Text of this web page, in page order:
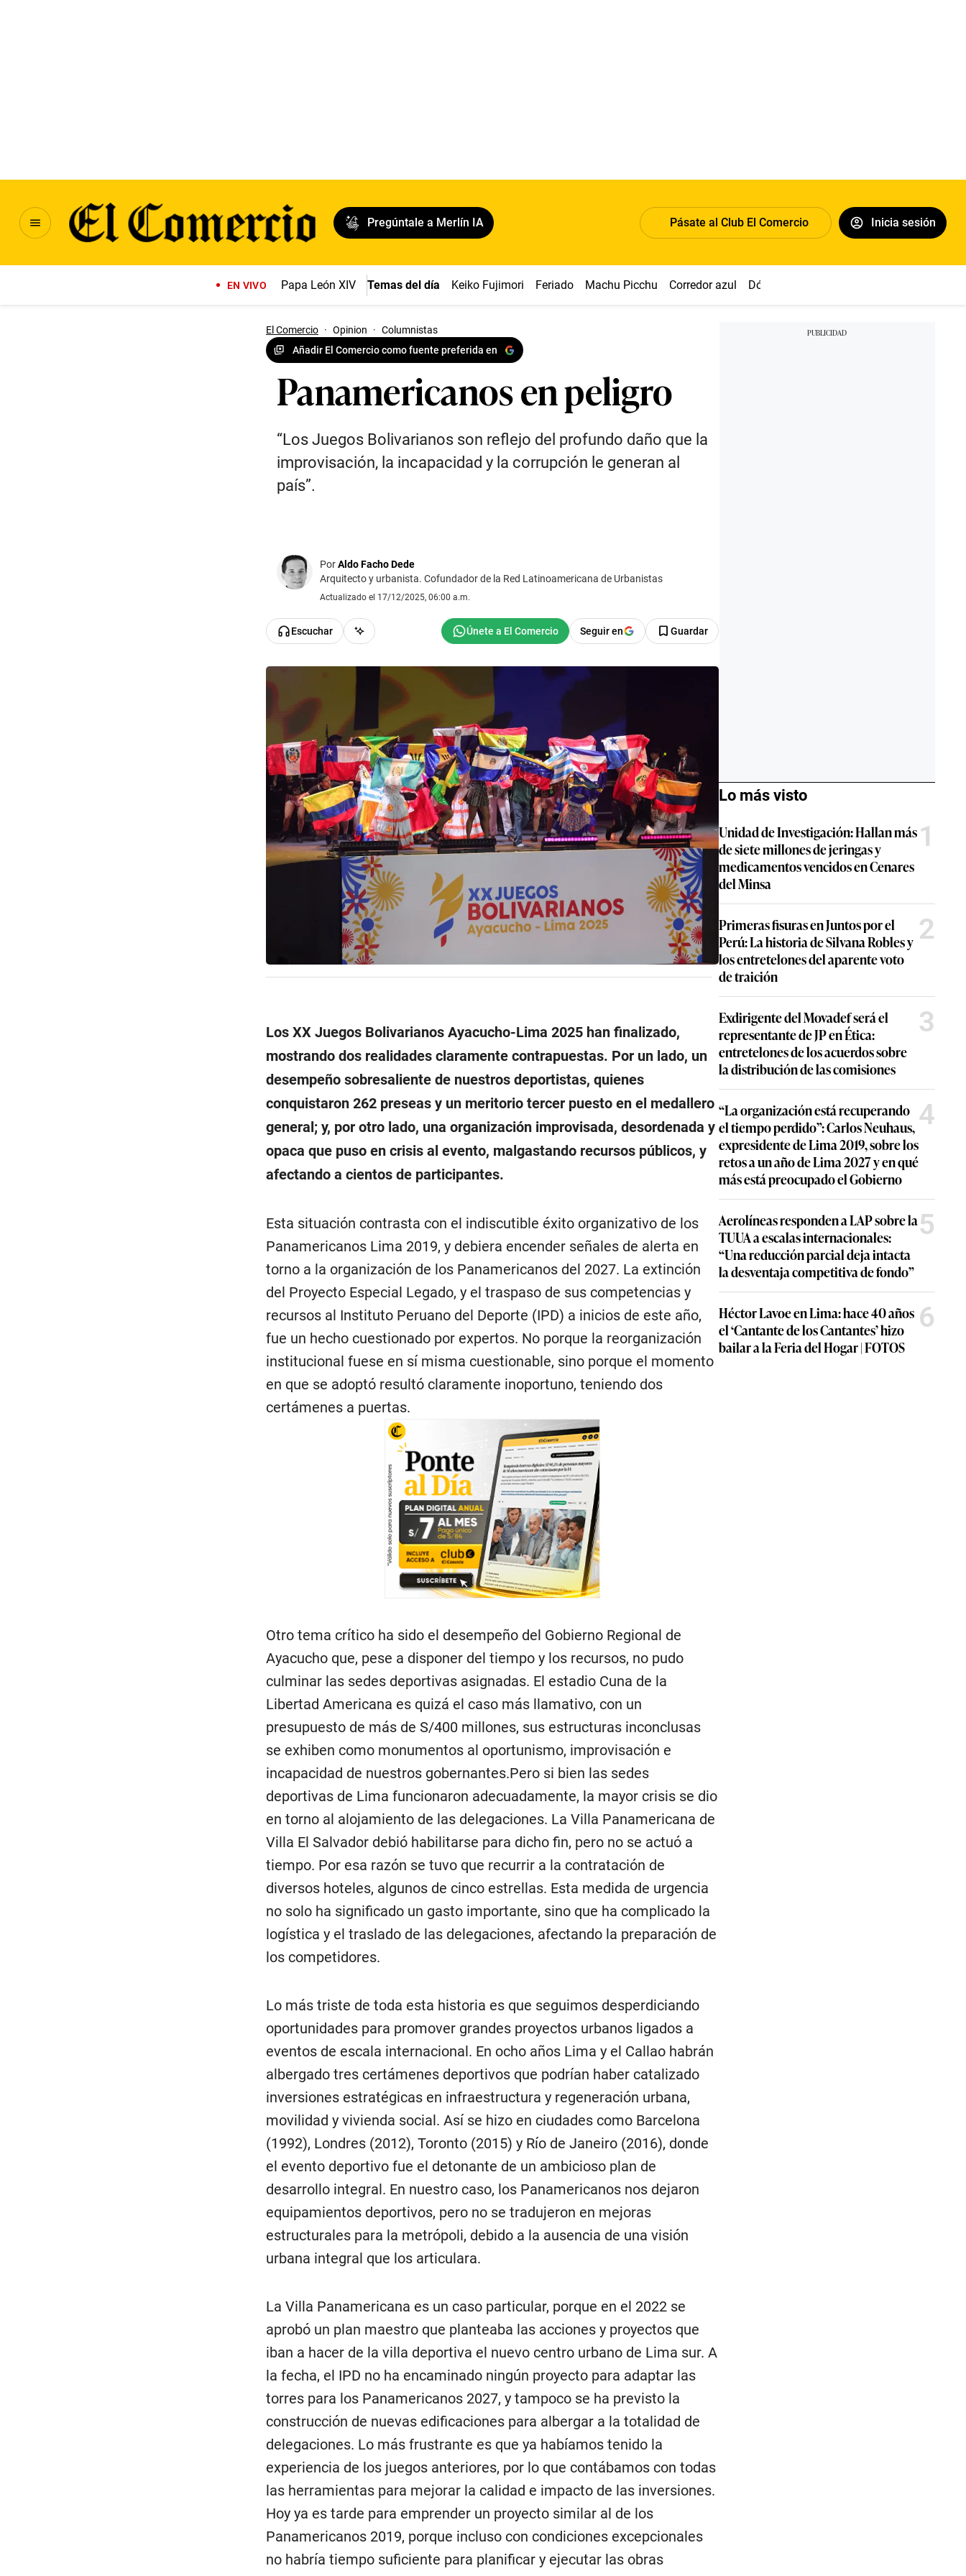
Pregúntale a Merlín IA Pásate al Club El Comercio Inicia sesión
EN VIVO Papa León XIV Temas del día Keiko Fujimori Feriado Machu Picchu Corredor azul Dólar
El Comercio · Opinion · Columnistas
Añadir El Comercio como fuente preferida en
Panamericanos en peligro
“Los Juegos Bolivarianos son reflejo del profundo daño que la
improvisación, la incapacidad y la corrupción le generan al
país”.
PorAldo Facho Dede
Arquitecto y urbanista. Cofundador de la Red Latinoamericana de Urbanistas
Actualizado el 17/12/2025, 06:00 a.m.
Escuchar Seguir en Guardar
Los XX Juegos Bolivarianos Ayacucho-Lima 2025 han finalizado,
mostrando dos realidades claramente contrapuestas. Por un lado, un
desempeño sobresaliente de nuestros deportistas, quienes
conquistaron 262 preseas y un meritorio tercer puesto en el medallero
general; y, por otro lado, una organización improvisada, desordenada y
opaca que puso en crisis al evento, malgastando recursos públicos, y
afectando a cientos de participantes.
Esta situación contrasta con el indiscutible éxito organizativo de los
Panamericanos Lima 2019, y debiera encender señales de alerta en
torno a la organización de los Panamericanos del 2027. La extinción
del Proyecto Especial Legado, y el traspaso de sus competencias y
recursos al Instituto Peruano del Deporte (IPD) a inicios de este año,
fue un hecho cuestionado por expertos. No porque la reorganización
institucional fuese en sí misma cuestionable, sino porque el momento
en que se adoptó resultó claramente inoportuno, teniendo dos
certámenes a puertas.
Otro tema crítico ha sido el desempeño del Gobierno Regional de
Ayacucho que, pese a disponer del tiempo y los recursos, no pudo
culminar las sedes deportivas asignadas. El estadio Cuna de la
Libertad Americana es quizá el caso más llamativo, con un
presupuesto de más de S/400 millones, sus estructuras inconclusas
se exhiben como monumentos al oportunismo, improvisación e
incapacidad de nuestros gobernantes.Pero si bien las sedes
deportivas de Lima funcionaron adecuadamente, la mayor crisis se dio
en torno al alojamiento de las delegaciones. La Villa Panamericana de
Villa El Salvador debió habilitarse para dicho fin, pero no se actuó a
tiempo. Por esa razón se tuvo que recurrir a la contratación de
diversos hoteles, algunos de cinco estrellas. Esta medida de urgencia
no solo ha significado un gasto importante, sino que ha complicado la
logística y el traslado de las delegaciones, afectando la preparación de
los competidores.
Lo más triste de toda esta historia es que seguimos desperdiciando
oportunidades para promover grandes proyectos urbanos ligados a
eventos de escala internacional. En ocho años Lima y el Callao habrán
albergado tres certámenes deportivos que podrían haber catalizado
inversiones estratégicas en infraestructura y regeneración urbana,
movilidad y vivienda social. Así se hizo en ciudades como Barcelona
(1992), Londres (2012), Toronto (2015) y Río de Janeiro (2016), donde
el evento deportivo fue el detonante de un ambicioso plan de
desarrollo integral. En nuestro caso, los Panamericanos nos dejaron
equipamientos deportivos, pero no se tradujeron en mejoras
estructurales para la metrópoli, debido a la ausencia de una visión
urbana integral que los articulara.
La Villa Panamericana es un caso particular, porque en el 2022 se
aprobó un plan maestro que planteaba las acciones y proyectos que
iban a hacer de la villa deportiva el nuevo centro urbano de Lima sur. A
la fecha, el IPD no ha encaminado ningún proyecto para adaptar las
torres para los Panamericanos 2027, y tampoco se ha previsto la
construcción de nuevas edificaciones para albergar a la totalidad de
delegaciones. Lo más frustrante es que ya habíamos tenido la
experiencia de los juegos anteriores, por lo que contábamos con todas
las herramientas para mejorar la calidad e impacto de las inversiones.
Hoy ya es tarde para emprender un proyecto similar al de los
Panamericanos 2019, porque incluso con condiciones excepcionales
no habría tiempo suficiente para planificar y ejecutar las obras
Lo más visto
Unidad de Investigación: Hallan más
de siete millones de jeringas y
medicamentos vencidos en Cenares
del Minsa
1
Primeras fisuras en Juntos por el
Perú: La historia de Silvana Robles y
los entretelones del aparente voto
de traición
2
Exdirigente del Movadef será el
representante de JP en Ética:
entretelones de los acuerdos sobre
la distribución de las comisiones
3
“La organización está recuperando
el tiempo perdido”: Carlos Neuhaus,
expresidente de Lima 2019, sobre los
retos a un año de Lima 2027 y en qué
más está preocupado el Gobierno
4
Aerolíneas responden a LAP sobre la
TUUA a escalas internacionales:
“Una reducción parcial deja intacta
la desventaja competitiva de fondo”
5
Héctor Lavoe en Lima: hace 40 años
el ‘Cantante de los Cantantes’ hizo
bailar a la Feria del Hogar | FOTOS
6